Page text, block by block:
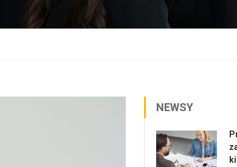
NEWSY